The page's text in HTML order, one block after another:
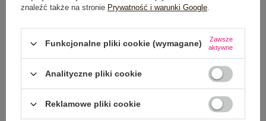
Do darmowej dostawy brakuje 200,00 zł
100 dni na zwrot
znaleźć także na stronie Prywatność i warunki Google.
Funkcjonalne pliki cookie (wymagane)
Zawsze
aktywne
Analityczne pliki cookie
Reklamowe pliki cookie